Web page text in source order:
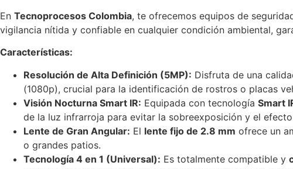
En Tecnoprocesos Colombia, te ofrecemos equipos de
vigilancia nítida y confiable en cualquier condición ambiental,
Características:
Resolución de Alta Definición (5MP): Disfruta de una
(1080p), crucial para la identificación de rostros o placas
Visión Nocturna Smart IR: Equipada con tecnología Smart
de la luz infrarroja para evitar la sobreexposición y el
Lente de Gran Angular: El lente fijo de 2.8 mm ofrece un
o grandes patios.
Tecnología 4 en 1 (Universal): Es totalmente compatible y